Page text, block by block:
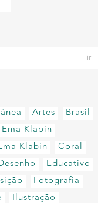
Artes
Brasil
Ema Klabin
Klabin
Coral
Educativo
Fotografia
Ilustração